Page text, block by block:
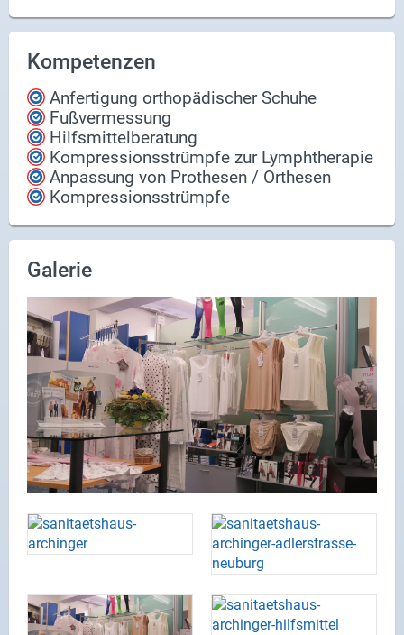
Kompetenzen
Anfertigung orthopädischer Schuhe
Fußvermessung
Hilfsmittelberatung
Kompressionsstrümpfe zur Lymphtherapie
Anpassung von Prothesen / Orthesen
Kompressionsstrümpfe
Galerie